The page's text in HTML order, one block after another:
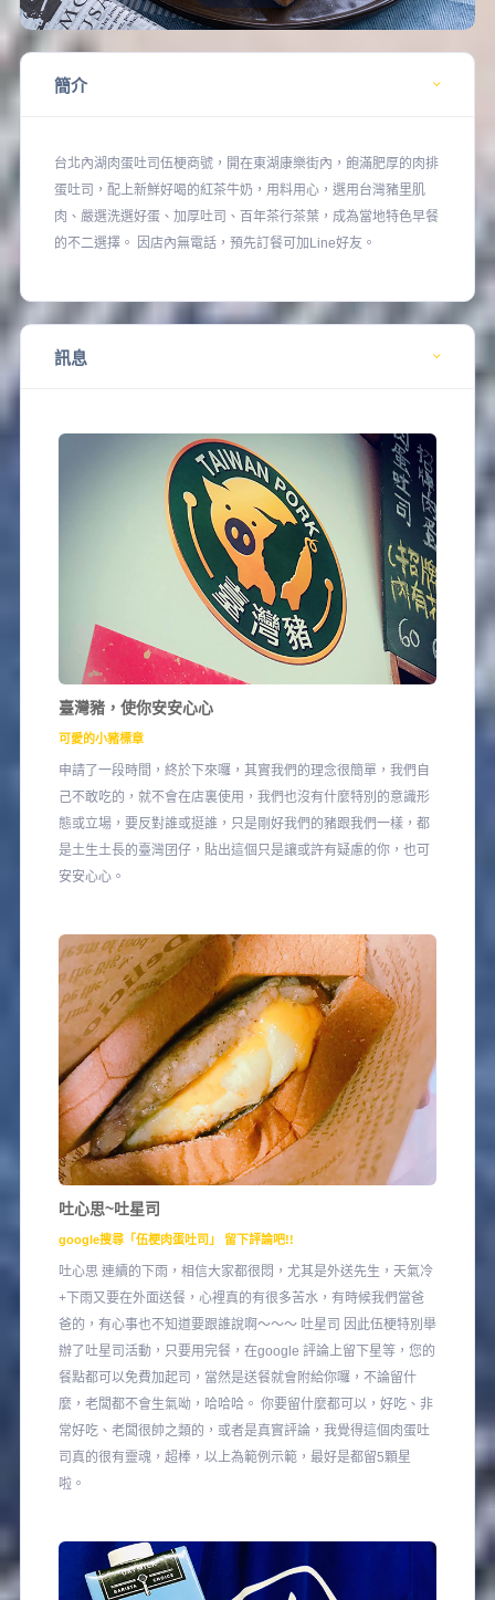
簡介
台北內湖肉蛋吐司伍梗商號，開在東湖康樂街內，飽滿肥厚的肉排
蛋吐司，配上新鮮好喝的紅茶牛奶，用料用心，選用台灣豬里肌
肉、嚴選洗選好蛋、加厚吐司、百年茶行茶葉，成為當地特色早餐
的不二選擇。 因店內無電話，預先訂餐可加Line好友。
訊息
臺灣豬，使你安安心心
可愛的小豬標章
申請了一段時間，終於下來囉，其實我們的理念很簡單，我們自
己不敢吃的，就不會在店裏使用，我們也沒有什麼特別的意識形
態或立場，要反對誰或挺誰，只是剛好我們的豬跟我們一樣，都
是土生土長的臺灣囝仔，貼出這個只是讓或許有疑慮的你，也可
安安心心。
吐心思~吐星司
google搜尋「伍梗肉蛋吐司」 留下評論吧!!
吐心思 連續的下雨，相信大家都很悶，尤其是外送先生，天氣冷
+下雨又要在外面送餐，心裡真的有很多苦水，有時候我們當爸
爸的，有心事也不知道要跟誰說啊～～～ 吐星司 因此伍梗特別舉
辦了吐星司活動，只要用完餐，在google 評論上留下星等，您的
餐點都可以免費加起司，當然是送餐就會附給你囉，不論留什
麼，老闆都不會生氣呦，哈哈哈。 你要留什麼都可以，好吃、非
常好吃、老闆很帥之類的，或者是真實評論，我覺得這個肉蛋吐
司真的很有靈魂，超棒，以上為範例示範，最好是都留5顆星
啦。